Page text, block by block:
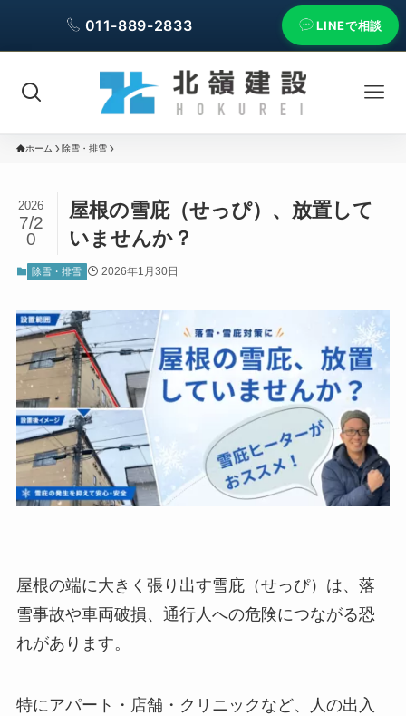
011-889-2833 LINEで相談
ホーム 除雪・排雪
屋根の雪庇（せっぴ）、放置して
いませんか？
2026
7/2
0
除雪・排雪 2026年1月30日
屋根の端に大きく張り出す雪庇（せっぴ）は、落
雪事故や車両破損、通行人への危険につながる恐
れがあります。
特にアパート・店舗・クリニックなど、人の出入